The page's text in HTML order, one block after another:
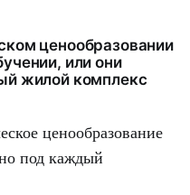
ценообразовании
или они
жилой комплекс
ценообразование
под каждый